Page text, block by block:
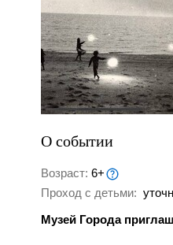
О событии
Возраст: 6+
Проход с детьми:
Музей Города